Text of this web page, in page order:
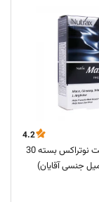
4.2
قرص میل بوست نوتراکس بسته 30
جنسی آقایان)